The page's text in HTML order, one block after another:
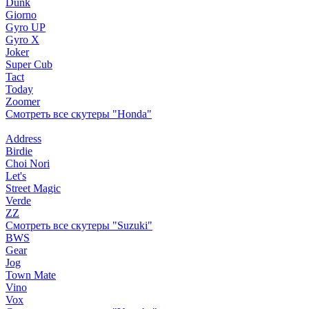
Dunk
Giorno
Gyro UP
Gyro X
Joker
Super Cub
Tact
Today
Zoomer
Смотреть все скутеры "Honda"
Address
Birdie
Choi Nori
Let's
Street Magic
Verde
ZZ
Смотреть все скутеры "Suzuki"
BWS
Gear
Jog
Town Mate
Vino
Vox